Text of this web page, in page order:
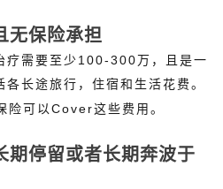
无保险承担
疗需要至少100-300万，且是一
长途旅行，住宿和生活花费。
险可以Cover这些费用。
期停留或者长期奔波于